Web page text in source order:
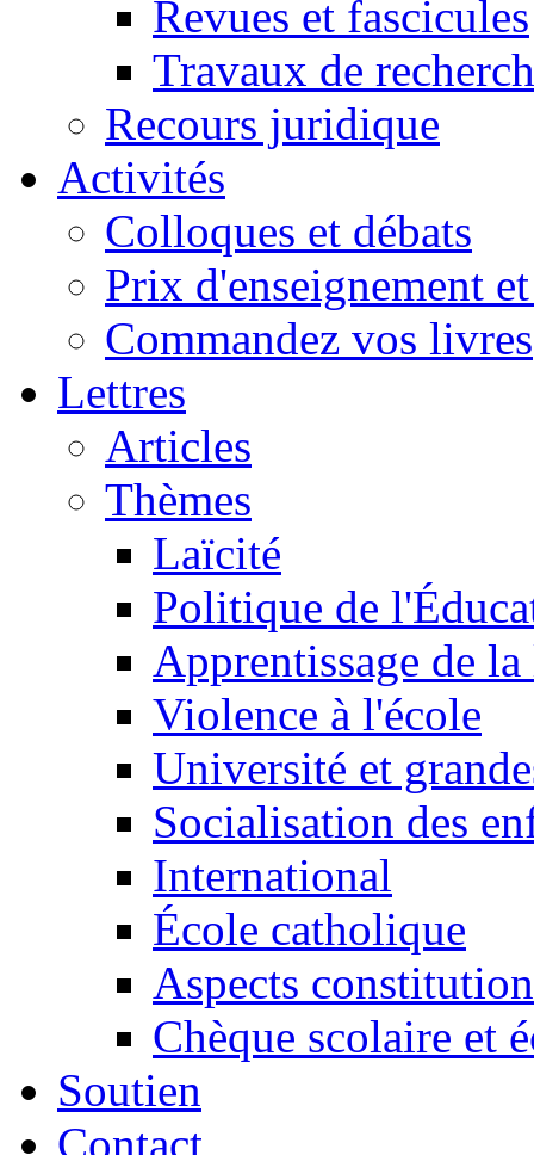
Revues et fascicules
Travaux de
Recours juridique
Activités
Colloques et débats
Prix d'enseignement
Commandez vos livres
Lettres
Articles
Thèmes
Laïcité
Politique de
Apprentissage de
Violence à l'école
Université et
Socialisation des
International
École catholique
Aspects
Chèque scolaire et
Soutien
Contact